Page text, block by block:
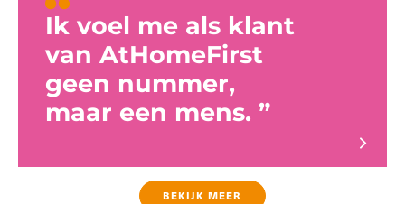
Ik voel me als klant
van AtHomeFirst
geen nummer,
maar een mens.
BEKIJK MEER